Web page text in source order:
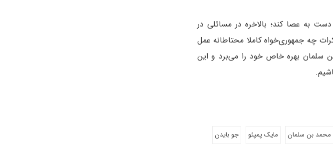
به عصا کند؛ بالاخره در مسائلی در
چه جمهوری‌خواه کاملا محتاطانه عمل‌
بن سلمان بهره خاص خود را می‌برد و این
محمد بن سلمان مایک پمپئو
جو بایدن